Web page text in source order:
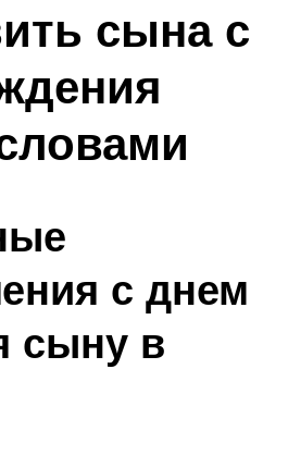
сына с
с днем
сыну в